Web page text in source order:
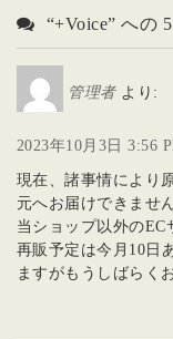
“+Voice” への
管理者 より:
2023年10月3日 3:56
現在、諸事情により
元へお届けできません
当ショップ以外のEC
再販予定は今月10日
ますがもうしばらく